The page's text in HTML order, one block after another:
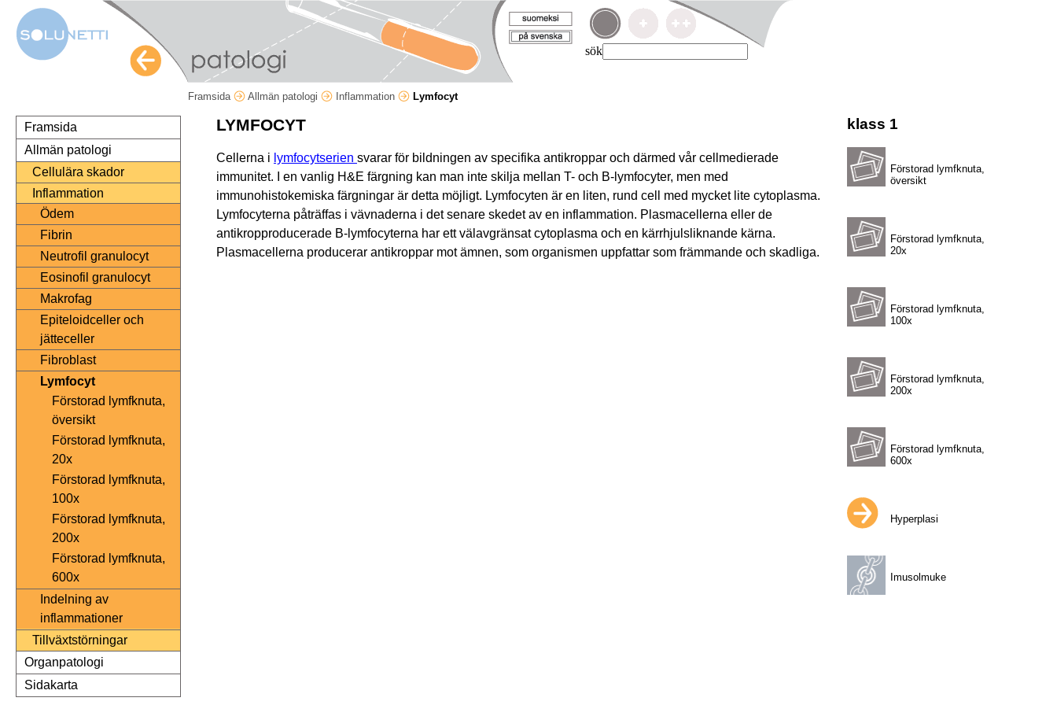
sök
Framsida Allmän patologi Inflammation Lymfocyt
Framsida
Allmän patologi
Cellulära skador
Inflammation
Ödem
Fibrin
Neutrofil granulocyt
Eosinofil granulocyt
Makrofag
Epiteloidceller och
jätteceller
Fibroblast
Lymfocyt
Förstorad lymfknuta,
översikt
Förstorad lymfknuta,
20x
Förstorad lymfknuta,
100x
Förstorad lymfknuta,
200x
Förstorad lymfknuta,
600x
Indelning av
inflammationer
Tillväxtstörningar
Organpatologi
Sidakarta
klass 1
Förstorad lymfknuta,
översikt
Förstorad lymfknuta,
20x
Förstorad lymfknuta,
100x
Förstorad lymfknuta,
200x
Förstorad lymfknuta,
600x
Hyperplasi
Imusolmuke
LYMFOCYT
Cellerna i lymfocytserien svarar för bildningen av specifika antikroppar och därmed vår cellmedierade
immunitet. I en vanlig H&E färgning kan man inte skilja mellan T- och B-lymfocyter, men med
immunohistokemiska färgningar är detta möjligt. Lymfocyten är en liten, rund cell med mycket lite cytoplasma.
Lymfocyterna påträffas i vävnaderna i det senare skedet av en inflammation. Plasmacellerna eller de
antikropproducerade B-lymfocyterna har ett välavgränsat cytoplasma och en kärrhjulsliknande kärna.
Plasmacellerna producerar antikroppar mot ämnen, som organismen uppfattar som främmande och skadliga.